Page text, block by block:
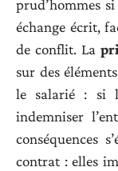
prud’hommes
échange écrit,
de conflit. La
sur des
le salarié : si
indemniser
conséquences
contrat : elles